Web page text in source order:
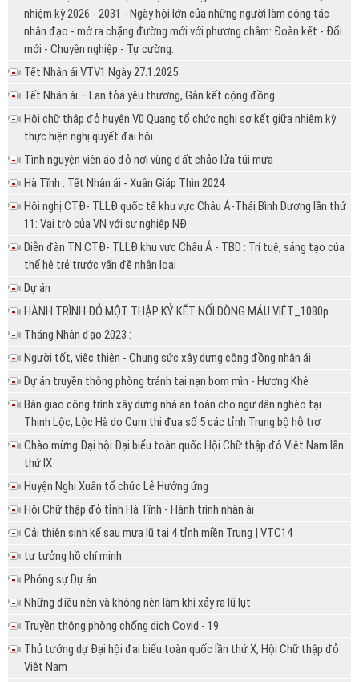
nhiệm kỳ 2026 - 2031 - Ngày hội lớn của những người làm công tác
nhân đạo - mở ra chặng đường mới với phương châm: Đoàn kết - Đổi
mới - Chuyên nghiệp - Tự cường.
Tết Nhân ái VTV1 Ngày 27.1.2025
Tết Nhân ái – Lan tỏa yêu thương, Gắn kết cộng đồng
Hội chữ thập đỏ huyện Vũ Quang tổ chức nghị sơ kết giữa nhiệm kỳ
thực hiện nghị quyết đại hội
Tình nguyện viên áo đỏ nơi vùng đất chảo lửa túi mưa
Hà Tĩnh : Tết Nhân ái - Xuân Giáp Thìn 2024
Hội nghị CTĐ- TLLĐ quốc tế khu vực Châu Á-Thái Bình Dương lần thứ
11: Vai trò của VN với sự nghiệp NĐ
Diễn đàn TN CTĐ- TLLĐ khu vực Châu Á - TBD : Trí tuệ, sáng tạo của
thế hệ trẻ trước vấn đề nhân loại
Dự án
HÀNH TRÌNH ĐỎ MỘT THẬP KỶ KẾT NỐI DÒNG MÁU VIỆT_1080p
Tháng Nhân đạo 2023 :
Người tốt, việc thiện - Chung sức xây dựng cộng đồng nhân ái
Dự án truyền thông phòng tránh tai nạn bom mìn - Hương Khê
Bàn giao công trình xây dựng nhà an toàn cho ngư dân nghèo tại
Thịnh Lộc, Lộc Hà do Cụm thi đua số 5 các tỉnh Trung bộ hỗ trợ
Chào mừng Đại hội Đại biểu toàn quốc Hội Chữ thập đỏ Việt Nam lần
thứ IX
Huyện Nghi Xuân tổ chức Lễ Hưởng ứng
Hội Chữ thập đỏ tỉnh Hà Tĩnh - Hành trình nhân ái
Cải thiện sinh kế sau mưa lũ tại 4 tỉnh miền Trung | VTC14
tư tưởng hồ chí minh
Phóng sự Dự án
Những điều nên và không nên làm khi xảy ra lũ lụt
Truyền thông phòng chống dịch Covid - 19
Thủ tướng dự Đại hội đại biểu toàn quốc lần thứ X, Hội Chữ thập đỏ
Việt Nam